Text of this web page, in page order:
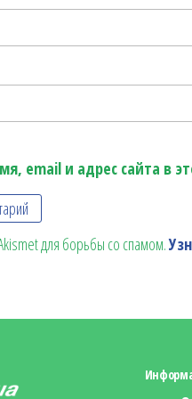
email и адрес сайта в
Akismet для борьбы со спамом.